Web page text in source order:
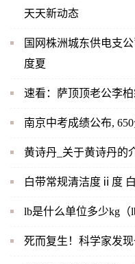
天天新动态
国网株洲城东供电支
度夏
速看：萨顶顶老公李
南京中考成绩公布,
黄诗丹_关于黄诗丹的
白带常规清洁度ⅱ度
lb是什么单位多少kg
死而复生！科学家发